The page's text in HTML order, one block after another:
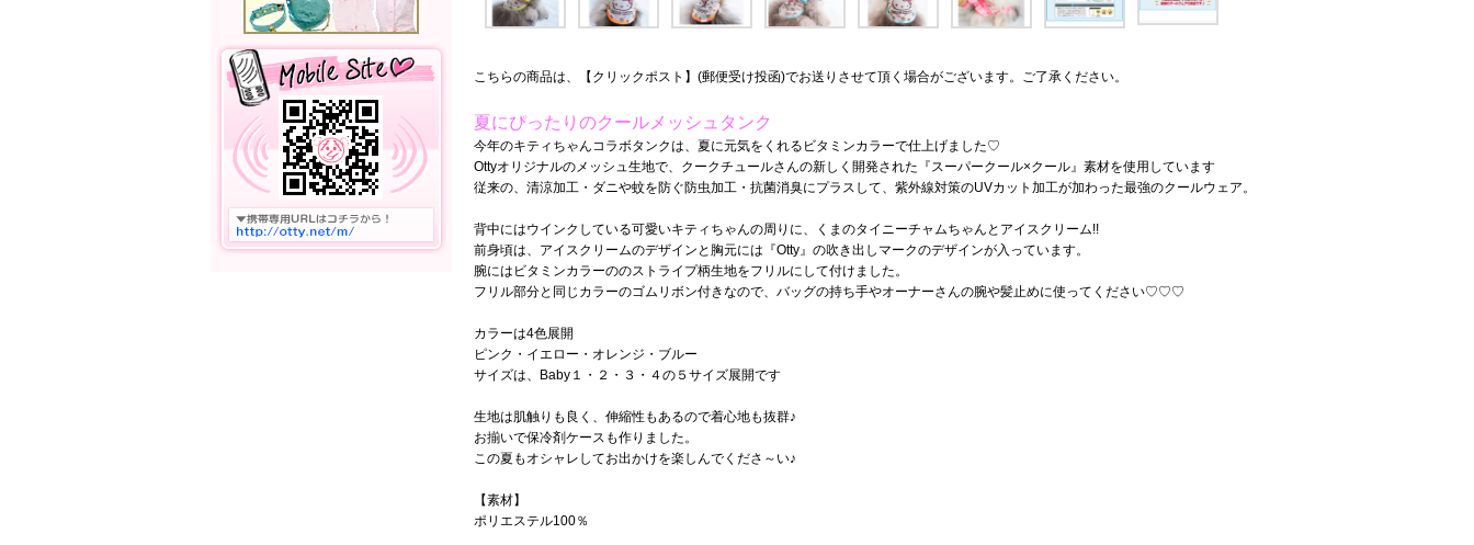
こちらの商品は、【クリックポスト】(郵便受け投函)でお送りさせて頂く場合がございます。ご了承ください。
夏にぴったりのクールメッシュタンク
今年のキティちゃんコラボタンクは、夏に元気をくれるビタミンカラーで仕上げました♡
Ottyオリジナルのメッシュ生地で、クークチュールさんの新しく開発された『スーパークール×クール』素材を使用しています
従来の、清涼加工・ダニや蚊を防ぐ防虫加工・抗菌消臭にプラスして、紫外線対策のUVカット加工が加わった最強のクールウェア。
背中にはウインクしている可愛いキティちゃんの周りに、くまのタイニーチャムちゃんとアイスクリーム!!
前身頃は、アイスクリームのデザインと胸元には『Otty』の吹き出しマークのデザインが入っています。
腕にはビタミンカラーののストライプ柄生地をフリルにして付けました。
フリル部分と同じカラーのゴムリボン付きなので、バッグの持ち手やオーナーさんの腕や髪止めに使ってください♡♡♡
カラーは4色展開
ピンク・イエロー・オレンジ・ブルー
サイズは、Baby１・２・３・４の５サイズ展開です
生地は肌触りも良く、伸縮性もあるので着心地も抜群♪
お揃いで保冷剤ケースも作りました。
この夏もオシャレしてお出かけを楽しんでくださ～い♪
【素材】
ポリエステル100％